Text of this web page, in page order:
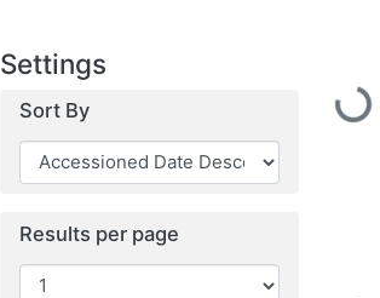
Settings
Sort By
Results per page